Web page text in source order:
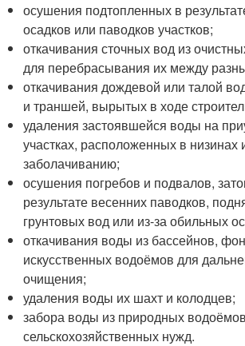
осушения подтопленных в
осадков или паводков участков;
откачивания сточных вод из
для перебрасывания их между
откачивания дождевой или талой
и траншей, вырытых в ходе
удаления застоявшейся воды на
участках, расположенных в низинах
заболачиванию;
осушения погребов и подвалов,
результате весенних паводков,
грунтовых вод или из-за обильных
откачивания воды из бассейнов,
искусственных водоёмов для
очищения;
удаления воды их шахт и колодцев;
забора воды из природных
сельскохозяйственных нужд.